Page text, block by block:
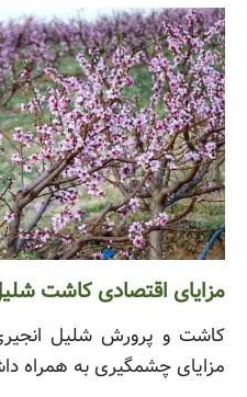
مزایای اقتصادی کاشت
کاشت و پرورش شلیل
مزایای چشمگیری به همراه